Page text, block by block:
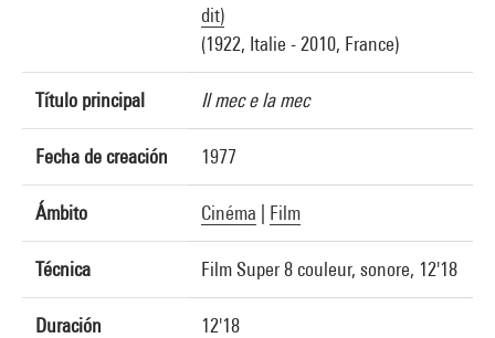
dit)
(1922, Italie - 2010, France)
Título principal Il mec e la mec
Fecha de creación 1977
Ámbito Cinéma Film
Técnica Film Super 8 couleur, sonore, 12'18
Duración 12'18